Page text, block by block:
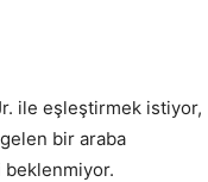
ile eşleştirmek istiyor,
bir araba
beklenmiyor.